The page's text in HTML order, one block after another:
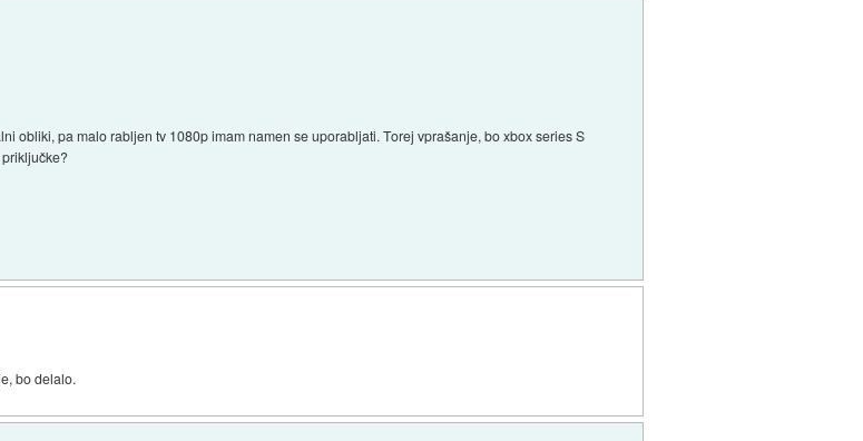
obliki, pa malo rabljen tv 1080p imam namen se uporabljati. Torej vprašanje, bo xbox series S
bo delalo.